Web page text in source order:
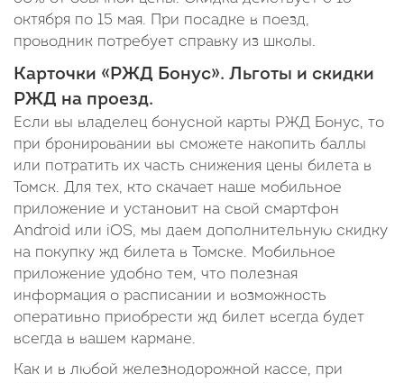
октября по 15 мая. При посадке в поезд,
проводник потребует справку из школы.
Карточки «РЖД Бонус». Льготы и скидки
РЖД на проезд.
Если вы владелец бонусной карты РЖД Бонус, то
при бронировании вы сможете накопить баллы
или потратить их часть снижения цены билета в
Томск. Для тех, кто скачает наше мобильное
приложение и установит на свой смартфон
Android или iOS, мы даем дополнительную скидку
на покупку жд билета в Томске. Мобильное
приложение удобно тем, что полезная
информация о расписании и возможность
оперативно приобрести жд билет всегда будет
всегда в вашем кармане.
Как и в любой железнодорожной кассе, при